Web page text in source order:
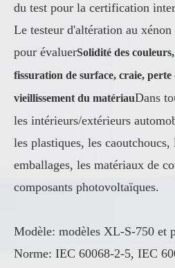
du test pour la certification
Le testeur d'altération au
pour évaluerSolidité des
fissuration de surface, craie, perte
vieillissement du matériauDans
les intérieurs/extérieurs
les plastiques, les
emballages, les matériaux de
composants photovoltaïques.
Modèle: modèles XL-S-750 et
Norme: IEC 60068-2-5, IEC